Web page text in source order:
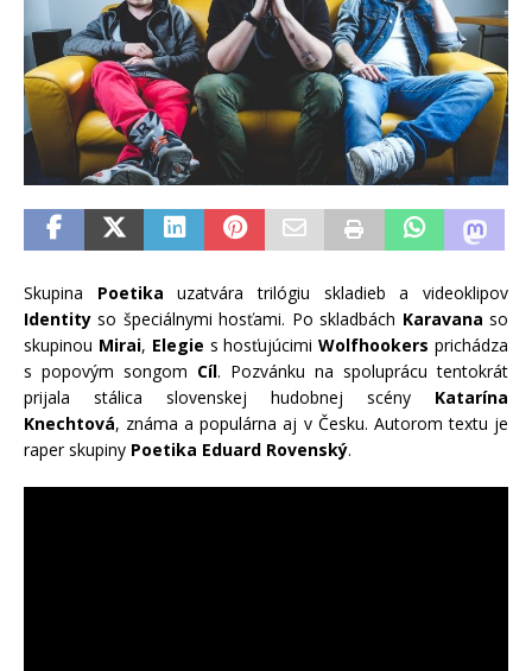
Skupina Poetika uzatvára trilógiu skladieb a videoklipov
Identity so špeciálnymi hosťami. Po skladbách Karavana so
skupinou Mirai, Elegie s hosťujúcimiWolfhookers prichádza
s popovým songom Cíl. Pozvánku na spoluprácu tentokrát
prijala stálica slovenskej hudobnej scény Katarína
Knechtová, známa a populárna aj v Česku. Autorom textu je
raper skupiny Poetika Eduard Rovenský.